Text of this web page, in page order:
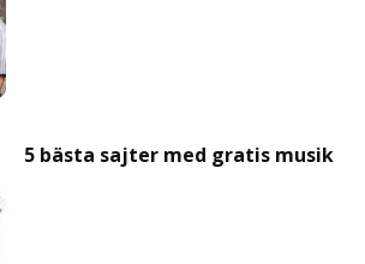
5 bästa sajter med gratis musik